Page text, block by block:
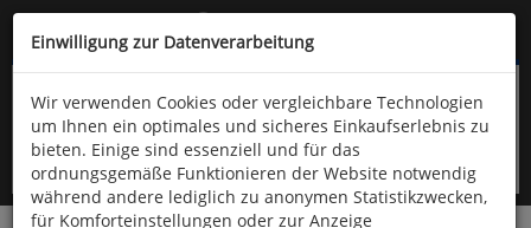
Kompletten Head der Seite überspringen
oder (06766) 9323-960
Einwilligung zur Datenverarbeitung
Wir verwenden Cookies oder vergleichbare Technologien
um Ihnen ein optimales und sicheres Einkaufserlebnis zu
bieten. Einige sind essenziell und für das
ordnungsgemäße Funktionieren der Website notwendig
während andere lediglich zu anonymen Statistikzwecken,
für Komforteinstellungen oder zur Anzeige